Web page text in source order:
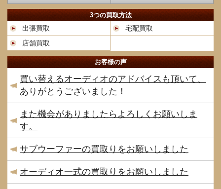
3つの買取方法
出張買取
宅配買取
店舗買取
お客様の声
買い替えるオーディオのアドバイスも頂いて、
ありがとうございました！
また機会がありましたらよろしくお願いしま
す。
サブウーファーの買取りをお願いしました
オーディオ一式の買取りをお願いしました